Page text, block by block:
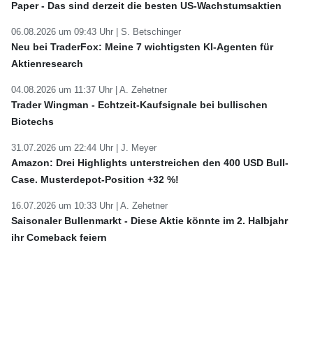
Paper - Das sind derzeit die besten US-Wachstumsaktien
06.08.2026 um 09:43 Uhr | S. Betschinger
Neu bei TraderFox: Meine 7 wichtigsten KI-Agenten für
Aktienresearch
04.08.2026 um 11:37 Uhr | A. Zehetner
Trader Wingman - Echtzeit-Kaufsignale bei bullischen
Biotechs
31.07.2026 um 22:44 Uhr | J. Meyer
Amazon: Drei Highlights unterstreichen den 400 USD Bull-
Case. Musterdepot-Position +32 %!
16.07.2026 um 10:33 Uhr | A. Zehetner
Saisonaler Bullenmarkt - Diese Aktie könnte im 2. Halbjahr
ihr Comeback feiern